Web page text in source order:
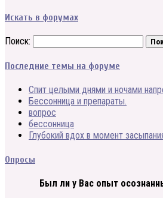
Искать в форумах
Поиск:
Последние темы на форуме
Спит целыми днями и ночами
Бессонница и препараты.
вопрос
бессонница
Глубокий вдох в момент
Опросы
Был ли у Вас опыт